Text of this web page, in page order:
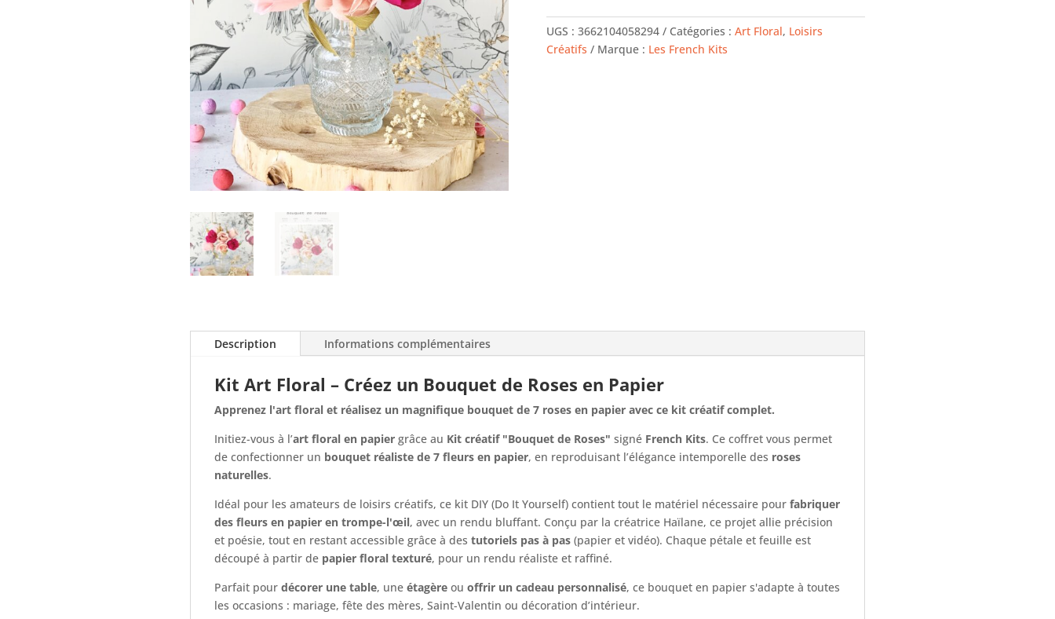
Décoration
bouquet
de
UGS : 3662104058294 Catégories : Art Floral, Loisirs
Créatifs
Marque : Les French Kits
Description Informations complémentaires
Kit Art Floral – Créez un Bouquet de Roses en Papier
Apprenez l'art floral et réalisez un magnifique bouquet de 7 roses en papier avec ce kit créatif complet.
Initiez-vous à l’art floral en papiergrâce au Kit créatif "Bouquet de Roses" signé French Kits. Ce coffret vous permet
de confectionner un bouquet réaliste de 7 fleurs en papier, en reproduisant l’élégance intemporelle des roses
naturelles.
Idéal pour les amateurs de loisirs créatifs, ce kit DIY (Do It Yourself) contient tout le matériel nécessaire pour fabriquer
des fleurs en papier en trompe-l'œil, avec un rendu bluffant. Conçu par la créatrice Haïlane, ce projet allie précision
et poésie, tout en restant accessible grâce à des tutoriels pas à pas(papier et vidéo). Chaque pétale et feuille est
découpé à partir de papier floral texturé, pour un rendu réaliste et raffiné.
Parfait pour décorer une table, une étagèreou offrir un cadeau personnalisé, ce bouquet en papier s'adapte à toutes
les occasions : mariage, fête des mères, Saint-Valentin ou décoration d’intérieur.